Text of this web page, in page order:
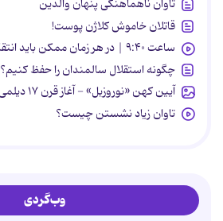
تاوان ناهماهنگی پنهان والدین
قاتلان خاموش کلاژن پوست!
ساعت ۹:۴۰ | در هر زمان ممکن باید انتقامشان را پس بدهند
چگونه استقلال سالمندان را حفظ کنیم؟
آیین کهن «نوروزبل» - آغاز قرن ۱۷ دیلمی
تاوان زیاد نشستن چیست؟
وب‌گردی